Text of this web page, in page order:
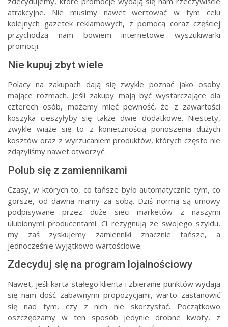
atrakcyjne. Nie musimy nawet wertować w tym celu
kolejnych gazetek reklamowych, z pomocą coraz częściej
przychodzą nam bowiem internetowe wyszukiwarki
promocji.
Nie kupuj zbyt wiele
Polacy na zakupach dają się zwykle poznać jako osoby
mające rozmach. Jeśli zakupy mają być wystarczające dla
czterech osób, możemy mieć pewność, że z zawartości
koszyka cieszyłyby się także dwie dodatkowe. Niestety,
zwykle wiąże się to z koniecznością ponoszenia dużych
kosztów oraz z wyrzucaniem produktów, których często nie
zdążyliśmy nawet otworzyć.
Polub się z zamiennikami
Czasy, w których to, co tańsze było automatycznie tym, co
gorsze, od dawna mamy za sobą. Dziś normą są umowy
podpisywane przez duże sieci marketów z naszymi
ulubionymi producentami. Ci rezygnują ze swojego szyldu,
my zaś zyskujemy zamienniki znacznie tańsze, a
jednocześnie wyjątkowo wartościowe.
Zdecyduj się na program lojalnościowy
Nawet, jeśli karta stałego klienta i zbieranie punktów wydają
się nam dość zabawnymi propozycjami, warto zastanowić
się nad tym, czy z nich nie skorzystać. Początkowo
oszczędzamy w ten sposób jedynie drobne kwoty, z